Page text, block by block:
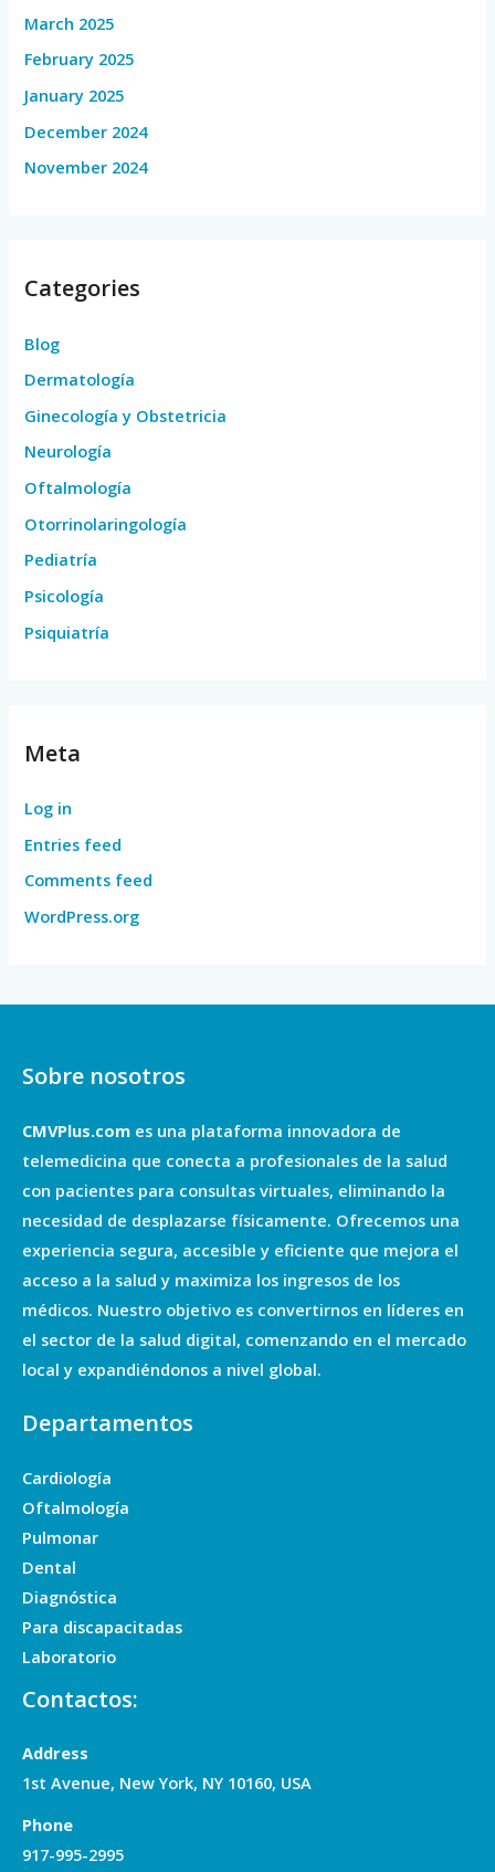
March 2025
February 2025
January 2025
December 2024
November 2024
Categories
Blog
Dermatología
Ginecología y Obstetricia
Neurología
Oftalmología
Otorrinolaringología
Pediatría
Psicología
Psiquiatría
Meta
Log in
Entries feed
Comments feed
WordPress.org
Sobre nosotros
CMVPlus.com es una plataforma innovadora de
telemedicina que conecta a profesionales de la salud
con pacientes para consultas virtuales, eliminando la
necesidad de desplazarse físicamente. Ofrecemos una
experiencia segura, accesible y eficiente que mejora el
acceso a la salud y maximiza los ingresos de los
médicos. Nuestro objetivo es convertirnos en líderes en
el sector de la salud digital, comenzando en el mercado
local y expandiéndonos a nivel global.
Departamentos
Cardiología
Oftalmología
Pulmonar
Dental
Diagnóstica
Para discapacitadas
Laboratorio
Contactos:
Address
1st Avenue, New York, NY 10160, USA
Phone
917-995-2995